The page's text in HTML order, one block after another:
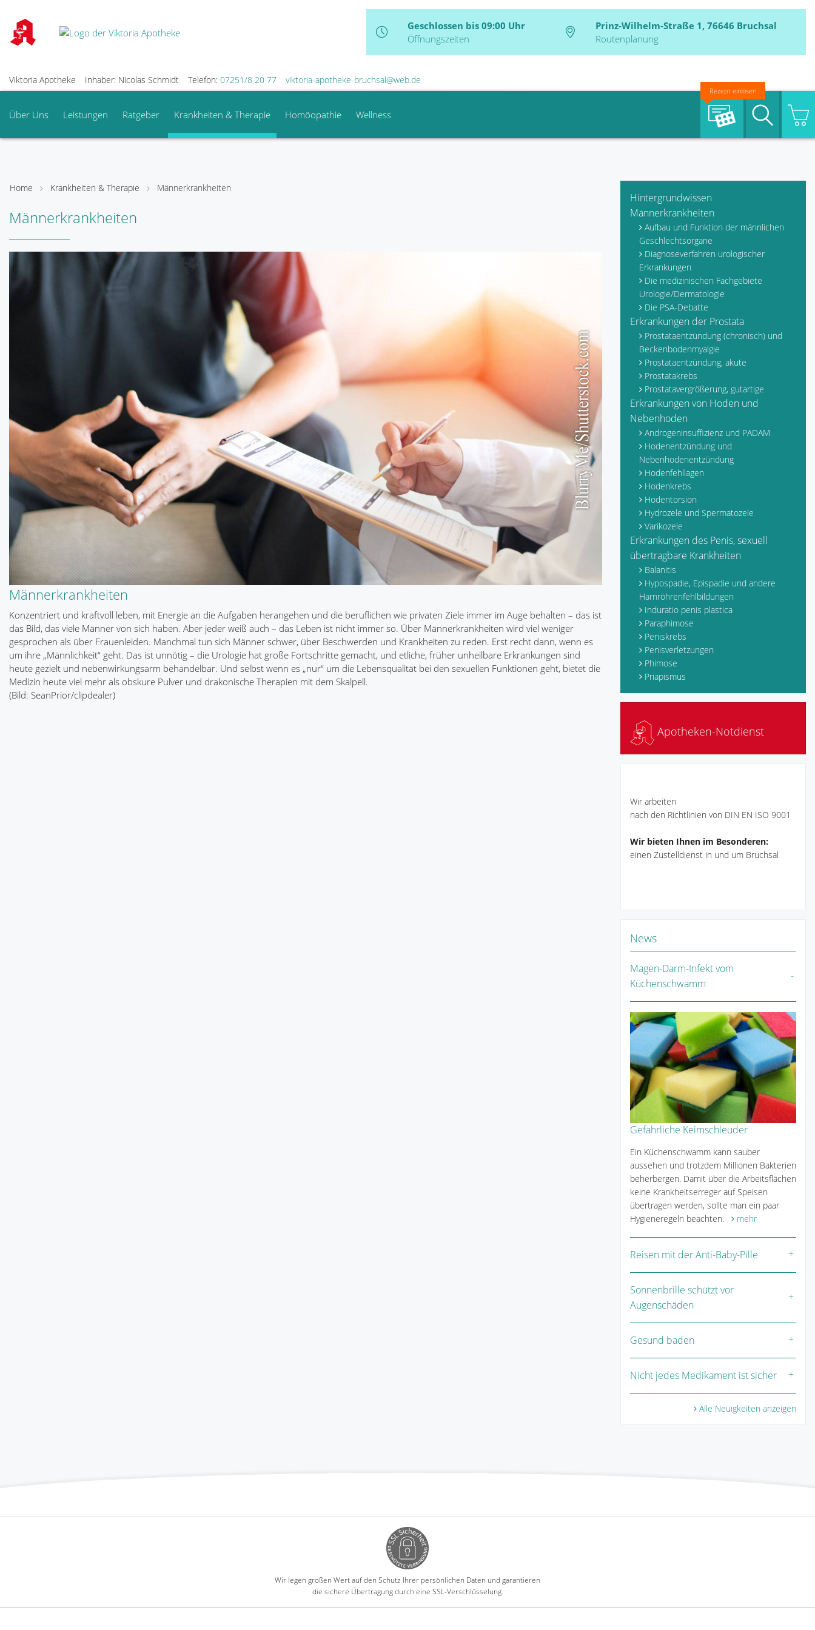
Geschlossen bis 09:00 Uhr
Öffnungszeiten
Prinz-Wilhelm-Straße 1, 76646 Bruchsal
Routenplanung
Viktoria Apotheke Inhaber: Nicolas Schmidt Telefon: 07251/8 20 77 viktoria-apotheke-bruchsal@web.de
Über Uns Leistungen Ratgeber Krankheiten & Therapie Homöopathie Wellness
Rezept einlösen
Suche
Home Krankheiten & Therapie Männerkrankheiten
Männerkrankheiten
Männerkrankheiten
Konzentriert und kraftvoll leben, mit Energie an die Aufgaben herangehen und die beruflichen wie privaten Ziele immer im Auge behalten – das ist
das Bild, das viele Männer von sich haben. Aber jeder weiß auch – das Leben ist nicht immer so. Über Männerkrankheiten wird viel weniger
gesprochen als über Frauenleiden. Manchmal tun sich Männer schwer, über Beschwerden und Krankheiten zu reden. Erst recht dann, wenn es
um ihre „Männlichkeit“ geht. Das ist unnötig – die Urologie hat große Fortschritte gemacht, und etliche, früher unheilbare Erkrankungen sind
heute gezielt und nebenwirkungsarm behandelbar. Und selbst wenn es „nur“ um die Lebensqualität bei den sexuellen Funktionen geht, bietet die
Medizin heute viel mehr als obskure Pulver und drakonische Therapien mit dem Skalpell.
(Bild: SeanPrior/clipdealer)
Hintergrundwissen
Männerkrankheiten
Aufbau und Funktion der männlichen
Geschlechtsorgane
Diagnoseverfahren urologischer
Erkrankungen
Die medizinischen Fachgebiete
Urologie/Dermatologie
Die PSA-Debatte
Erkrankungen der Prostata
Prostataentzündung (chronisch) und
Beckenbodenmyalgie
Prostataentzündung, akute
Prostatakrebs
Prostatavergrößerung, gutartige
Erkrankungen von Hoden und
Nebenhoden
Androgeninsuffizienz und PADAM
Hodenentzündung und
Nebenhodenentzündung
Hodenfehllagen
Hodenkrebs
Hodentorsion
Hydrozele und Spermatozele
Varikozele
Erkrankungen des Penis, sexuell
übertragbare Krankheiten
Balanitis
Hypospadie, Epispadie und andere
Harnröhrenfehlbildungen
Induratio penis plastica
Paraphimose
Peniskrebs
Penisverletzungen
Phimose
Priapismus
Apotheken-Notdienst
Wir arbeiten
nach den Richtlinien von DIN EN ISO 9001
Wir bieten Ihnen im Besonderen:
einen Zustelldienst in und um Bruchsal
News
Magen-Darm-Infekt vom
Küchenschwamm
Gefährliche Keimschleuder
Ein Küchenschwamm kann sauber
aussehen und trotzdem Millionen Bakterien
beherbergen. Damit über die Arbeitsflächen
keine Krankheitserreger auf Speisen
übertragen werden, sollte man ein paar
Hygieneregeln beachten.
mehr
Reisen mit der Anti-Baby-Pille
Sonnenbrille schützt vor
Augenschäden
Gesund baden
Nicht jedes Medikament ist sicher
Alle Neuigkeiten anzeigen
Wir legen großen Wert auf den Schutz Ihrer persönlichen Daten und garantieren
die sichere Übertragung durch eine SSL-Verschlüsselung.